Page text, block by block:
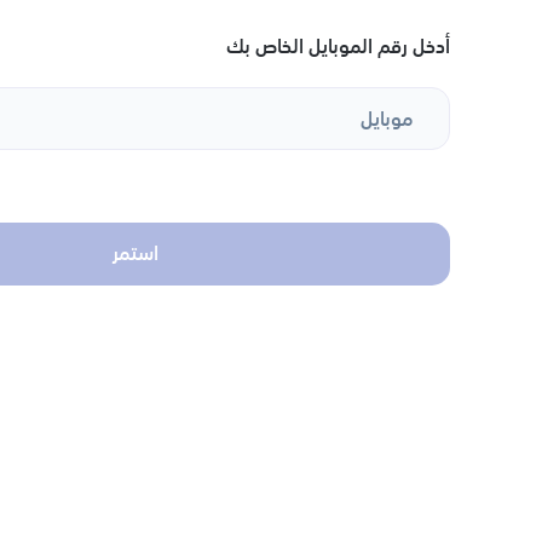
أدخل رقم الموبايل الخاص بك
موبايل
استمر